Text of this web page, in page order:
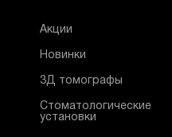
Акции
Новинки
3Д томографы
Стоматологические
установки